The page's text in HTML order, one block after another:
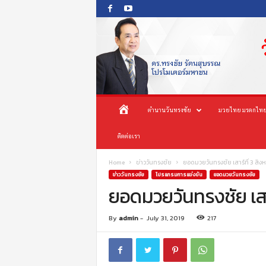
O
o
น้
า
ก
ตำนานวันทรงชัย มวยไทย มรดกไท
ติดต่อเรา
Home ข่าววันทรงชัย ยอดมวยวันทรงชัย เสาร์ที่ 3 สิง
ข่าววันทรงชัย โปรแกรมการแข่งขัน ยอดมวยวันทรงชัย
ยอดมวยวันทรงชัย เ
By admin- July 31, 2019 217